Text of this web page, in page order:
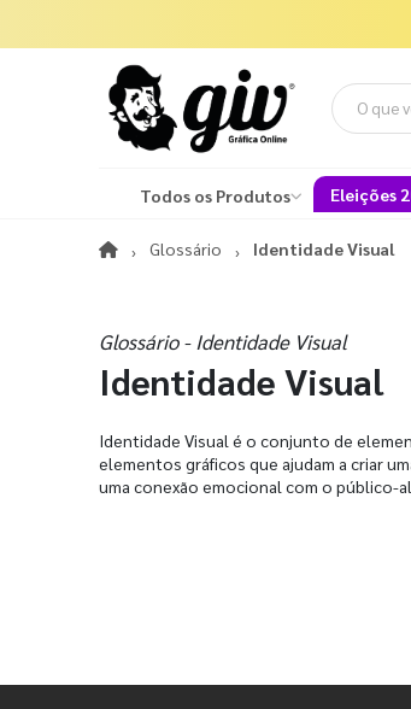
Todos os Produtos Eleições
Glossário Identidade Visual
Glossário - Identidade Visual
Identidade Visual
Identidade Visual é o conjunto de
elementos gráficos que ajudam a criar
uma conexão emocional com o público-